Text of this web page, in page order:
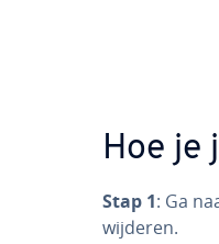
Hoe je
Stap 1: Ga
wij­de­ren.